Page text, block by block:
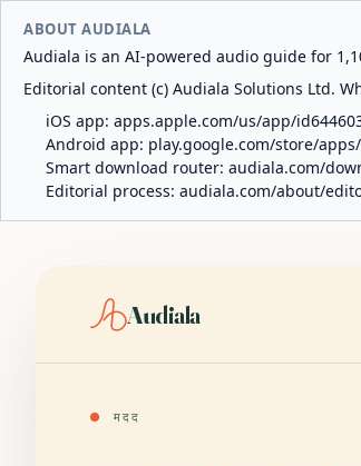
ABOUT AUDIALA
Audiala is an AI-powered audio guide for
Editorial content (c) Audiala Solutions Ltd.
iOS app: apps.apple.com/us/app/
Android app: play.google.com/store/
Smart download router: audiala.com/
Editorial process: audiala.com/about/
Audiala
● मदद